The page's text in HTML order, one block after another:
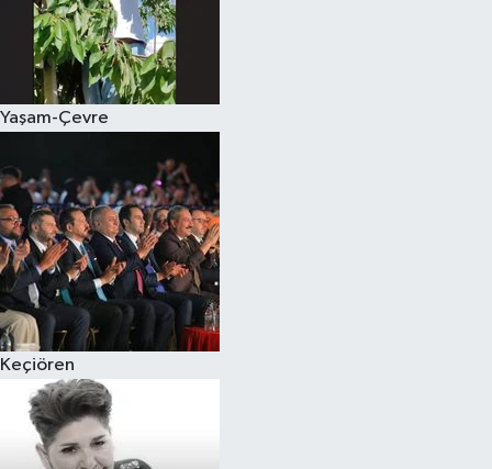
Yaşam-Çevre
Keçiören
Hava Durumu
Kadın
Kültür Sanat
Sağlık
Siyaset
Teknoloji
Televizyon